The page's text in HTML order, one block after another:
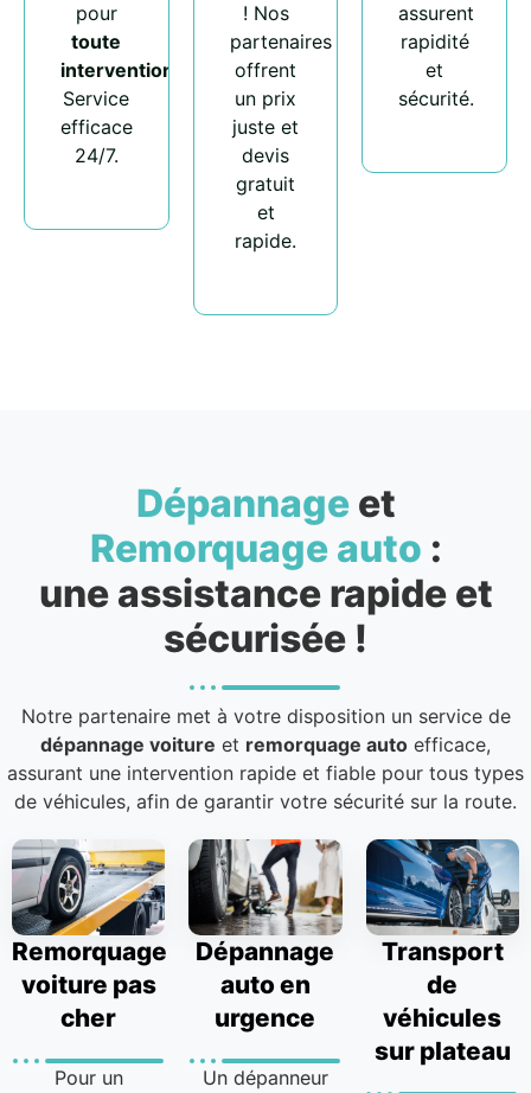
pour
toute
intervention
Service
efficace
24/7.
! Nos
partenaires
offrent
un prix
juste et
devis
gratuit
et
rapide.
assurent
rapidité
et
sécurité.
Dépannageet
Remorquage auto :
une assistance rapide et
sécurisée !
Notre partenaire met à votre disposition un service de
dépannage voiture et remorquage auto efficace,
assurant une intervention rapide et fiable pour tous types
de véhicules, afin de garantir votre sécurité sur la route.
Remorquage
voiture pas
cher
Pour un
Dépannage
auto en
urgence
Un dépanneur
Transport
de
véhicules
sur plateau